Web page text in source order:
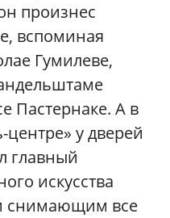
произнес
вспоминая
Гумилеве,
Пастернаке. А в
у дверей
главный
искусства
снимающим все